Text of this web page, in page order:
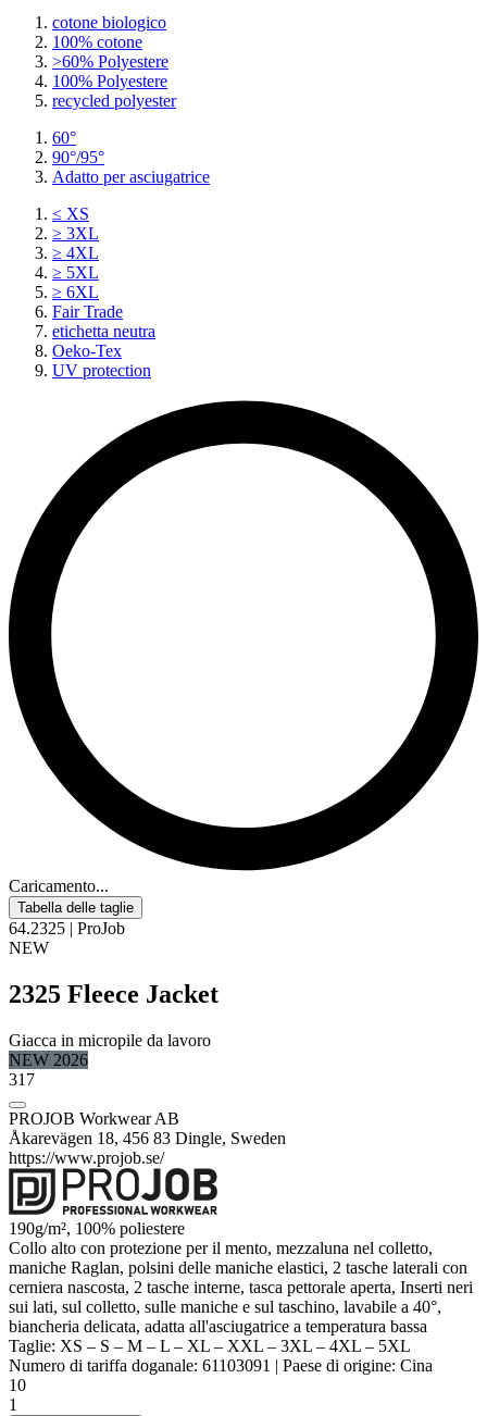
cotone biologico
100% cotone
>60% Polyestere
100% Polyestere
recycled polyester
60°
90°/95°
Adatto per asciugatrice
≤ XS
≥ 3XL
≥ 4XL
≥ 5XL
≥ 6XL
Fair Trade
etichetta neutra
Oeko-Tex
UV protection
Caricamento...
Tabella delle taglie
64.2325 | ProJob
NEW
2325 Fleece Jacket
Giacca in micropile da lavoro
NEW 2026
317
PROJOB Workwear AB
Åkarevägen 18, 456 83 Dingle, Sweden
https://www.projob.se/
190g/m², 100% poliestere
Collo alto con protezione per il mento, mezzaluna nel colletto,
maniche Raglan, polsini delle maniche elastici, 2 tasche laterali con
cerniera nascosta, 2 tasche interne, tasca pettorale aperta, Inserti neri
sui lati, sul colletto, sulle maniche e sul taschino, lavabile a 40°,
biancheria delicata, adatta all'asciugatrice a temperatura bassa
Taglie: XS – S – M – L – XL – XXL – 3XL – 4XL – 5XL
Numero di tariffa doganale: 61103091 | Paese di origine: Cina
10
1